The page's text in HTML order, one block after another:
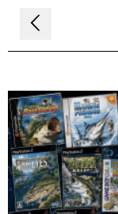
Navigation
de